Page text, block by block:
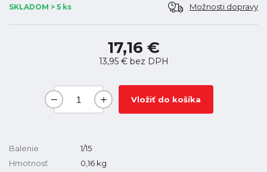
SKLADOM > 5 ks Možnosti dopravy
17,16 €
13,95 €bez DPH
Vložiť do košíka
Balenie
1/15
Hmotnosť
0,16 kg